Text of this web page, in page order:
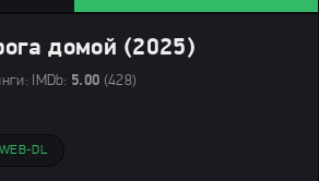
домой (2025)
IMDb: 5.00 (428)
DL